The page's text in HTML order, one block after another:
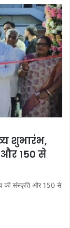
शुभारंभ,
150 से
की संस्कृति और 150 से